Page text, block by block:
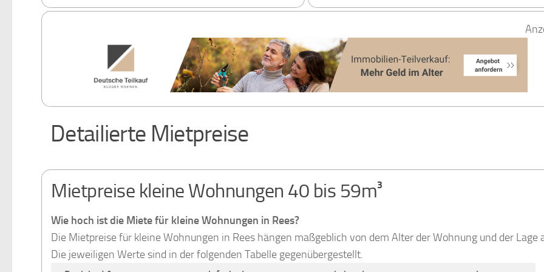
Detailierte Mietpreise
Mietpreise kleine Wohnungen 40 bis 59m³
Wie hoch ist die Miete für kleine Wohnungen in Rees?
Die Mietpreise für kleine Wohnungen in Rees hängen maßgeblich von dem Alter der Wohnung und der Lage
Die jeweiligen Werte sind in der folgenden Tabelle gegenübergestellt.